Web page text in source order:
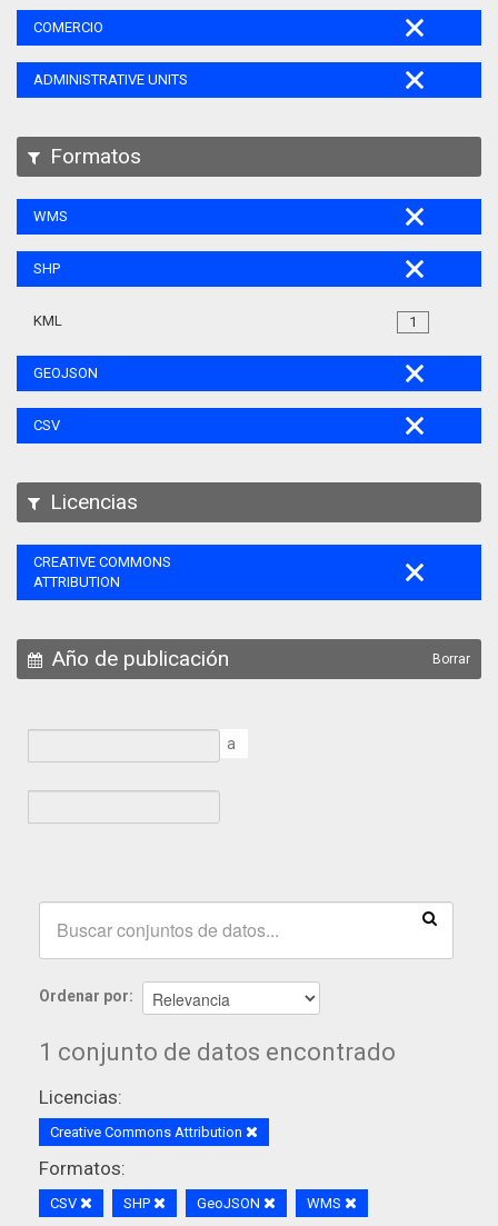
COMERCIO
ADMINISTRATIVE UNITS
Formatos
WMS
SHP
1
KML
GEOJSON
CSV
Licencias
CREATIVE COMMONS
ATTRIBUTION
Año de publicación Borrar
a
Ordenar por
1 conjunto de datos encontrado
Licencias:
Creative Commons Attribution
Formatos:
CSV SHP GeoJSON WMS